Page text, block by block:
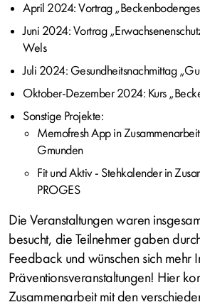
April 2024: Vortrag
Juni 2024: Vortrag
Wels
Juli 2024: Gesundheitsnachmittag
Oktober-Dezember 2024: Kurs
Sonstige Projekte:
Memofresh App in
Gmunden
Fit und Aktiv - Stehkalender in
PROGES
Die Veranstaltungen waren
besucht, die Teilnehmer gaben
Feedback und wünschen sich mehr
Präventionsveranstaltungen! Hier
Zusammenarbeit mit den